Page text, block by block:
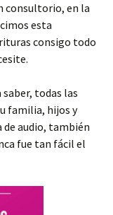
consultorio, en la
esta
consigo todo
todas las
familia, hijos y
de audio, también
fue tan fácil el